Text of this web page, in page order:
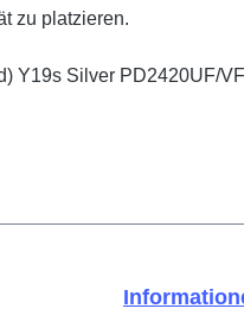
zu platzieren.
Y19s Silver PD2420UF/